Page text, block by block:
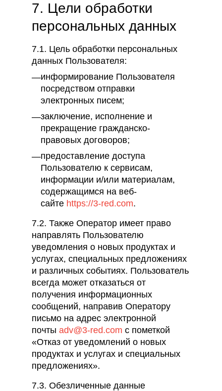
7. Цели обработки
персональных данных
7.1. Цель обработки персональных
данных Пользователя:
информирование Пользователя
посредством отправки
электронных писем;
заключение, исполнение и
прекращение гражданско-
правовых договоров;
предоставление доступа
Пользователю к сервисам,
информации и/или материалам,
содержащимся на веб-
сайте https://3-red.com.
7.2. Также Оператор имеет право
направлять Пользователю
уведомления о новых продуктах и
услугах, специальных предложениях
и различных событиях. Пользователь
всегда может отказаться от
получения информационных
сообщений, направив Оператору
письмо на адрес электронной
почты adv@3-red.com с пометкой
«Отказ от уведомлений о новых
продуктах и услугах и специальных
предложениях».
7.3. Обезличенные данные